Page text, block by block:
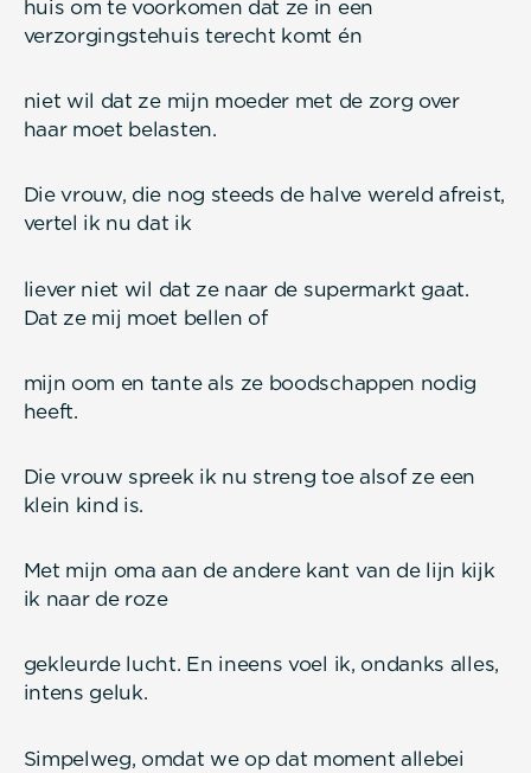
huis om te voorkomen dat ze in een
verzorgingstehuis terecht komt én
niet wil dat ze mijn moeder met de zorg over
haar moet belasten.
Die vrouw, die nog steeds de halve wereld afreist,
vertel ik nu dat ik
liever niet wil dat ze naar de supermarkt gaat.
Dat ze mij moet bellen of
mijn oom en tante als ze boodschappen nodig
heeft.
Die vrouw spreek ik nu streng toe alsof ze een
klein kind is.
Met mijn oma aan de andere kant van de lijn kijk
ik naar de roze
gekleurde lucht. En ineens voel ik, ondanks alles,
intens geluk.
Simpelweg, omdat we op dat moment allebei